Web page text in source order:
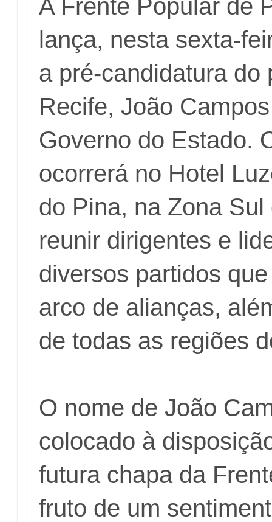
A Frente Popular de
lança, nesta sexta-
a pré-candidatura do
Recife, João
Governo do Estado.
ocorrerá no Hotel
do Pina, na Zona
reunir dirigentes e
diversos partidos
arco de alianças,
de todas as regiões
O nome de João
colocado à
futura chapa da
fruto de um